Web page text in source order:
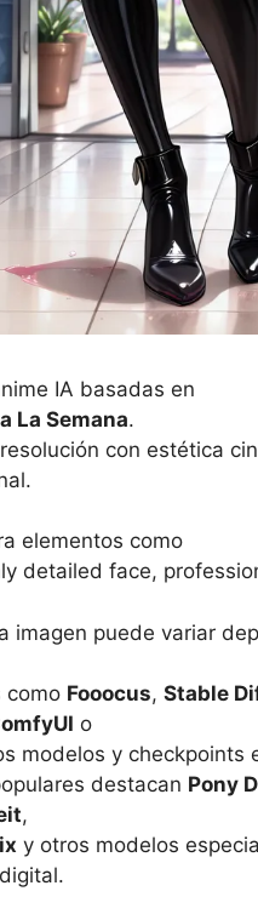
IA basadas en
La Semana.
con estética
elementos como
detailed face,
imagen puede variar
como Fooocus, Stable
o
modelos y
destacan Pony
,
y otros modelos